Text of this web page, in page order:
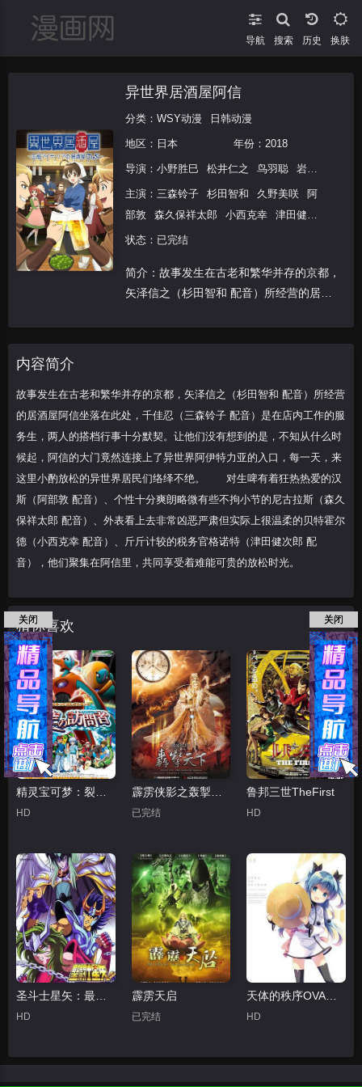
导航 搜索 换肤
异世界居酒屋阿信
分类： WSY动漫 日韩动漫
地区： 日本 年份： 2018
导演： 小野胜巳 松井仁之 鸟羽聪 岩田和也
主演： 三森铃子 杉田智和 久野美咲
阿
部敦
森久保祥太郎 小西克幸
津田健次
郎
长岛雄一
川大辅
南条爱乃 井上和彦
诹访部顺一
大塚明夫
状态：已完结
简介：故事发生在古老和繁华并存的京都，
矢泽信之（杉田智和 配音）所经营的居酒
内容简介
故事发生在古老和繁华并存的京都，矢泽信之（杉田智和 配音）所经营
的居酒屋阿信坐落在此处，千佳忍（三森铃子 配音）是在店内工作的服
务生，两人的搭档行事十分默契。让他们没有想到的是，不知从什么时
候起，阿信的大门竟然连接上了异世界阿伊特力亚的入口，每一天，来
这里小酌放松的异世界居民们络绎不绝。 对生啤有着狂热热爱的汉
斯（阿部敦 配音）、个性十分爽朗略微有些不拘小节的尼古拉斯（森久
保祥太郎 配音）、外表看上去非常凶恶严肃但实际上很温柔的贝特霍尔
德（小西克幸 配音）、斤斤计较的税务官格诺特（津田健次郎 配
音），他们聚集在阿信里，共同享受着难能可贵的放松时光。
猜你喜欢
精灵宝可梦：裂空的访问者代欧奇希斯国语
HD
霹雳侠影之轰掣天下
已完结
鲁邦三世TheFirst
HD
HD
霹雳天启
已完结 HD
关闭 关闭